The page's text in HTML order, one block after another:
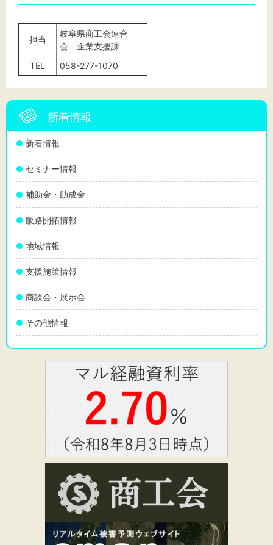
新着情報
新着情報
セミナー情報
補助金・助成金
販路開拓情報
地域情報
支援施策情報
商談会・展示会
その他情報
担当
岐阜県商工会連合
会 企業支援課
TEL
058-277-1070